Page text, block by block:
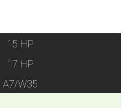
15 HP
17 HP
A7/W35